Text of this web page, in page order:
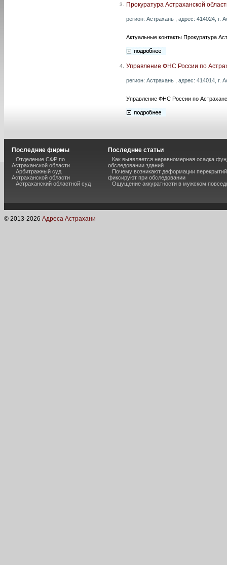
3. Прокуратура Астраханской
регион: Астрахань , адрес: 414024, г.
Актуальные контакты Прокуратура
4. Управление ФНС России по
регион: Астрахань , адрес: 414014, г.
Управление ФНС России по
Последние фирмы
Отделение СФР по
Астраханской области
Арбитражный суд
Астраханской области
Астраханский областной суд
Последние статьи
Как выявляется неравномерная осадка
обследовании зданий
Почему возникают деформации перекрытий
фиксируют при обследовании
Ощущение аккуратности в мужском
© 2013-2026 Адреса Астрахани